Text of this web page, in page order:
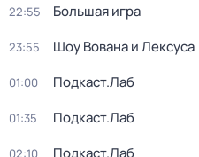
22:55 Большая игра
23:55 Шоу Вована и Лексуса
01:00 Подкаст.Лаб
01:35 Подкаст.Лаб
02:10 Подкаст.Лаб